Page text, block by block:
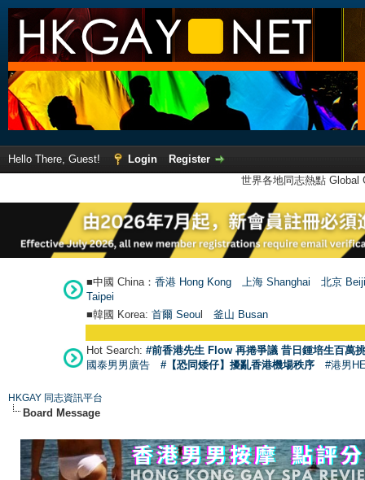
Hello There, Guest! Login
Register
世界各地同志熱點
■中國 China： 香港 Hong Kong 上海 Shanghai
北京
Taipei
■韓國 Korea: 首爾 Seoul 釜山 Busan
Hot Search: #前香港先生 Flow 再捲爭議 昔日鍾培生百萬
國泰男男廣告
#【恐同矮仔】擾亂香港機場秩序 #港男
HKGAY 同志資訊平台
Board Message